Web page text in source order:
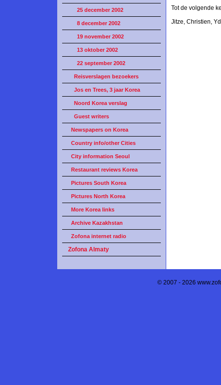
25 december 2002
8 december 2002
19 november 2002
13 oktober 2002
22 september 2002
Reisverslagen bezoekers
Jos en Trees, 3 jaar Korea
Noord Korea verslag
Guest writers
Newspapers on Korea
Country info/other Cities
City information Seoul
Restaurant reviews Korea
Pictures South Korea
Pictures North Korea
More Korea links
Archive Kazakhstan
Zofona internet radio
Zofona Almaty
Tot de volgende
Jitze, Christien,
© 2007 - 2026